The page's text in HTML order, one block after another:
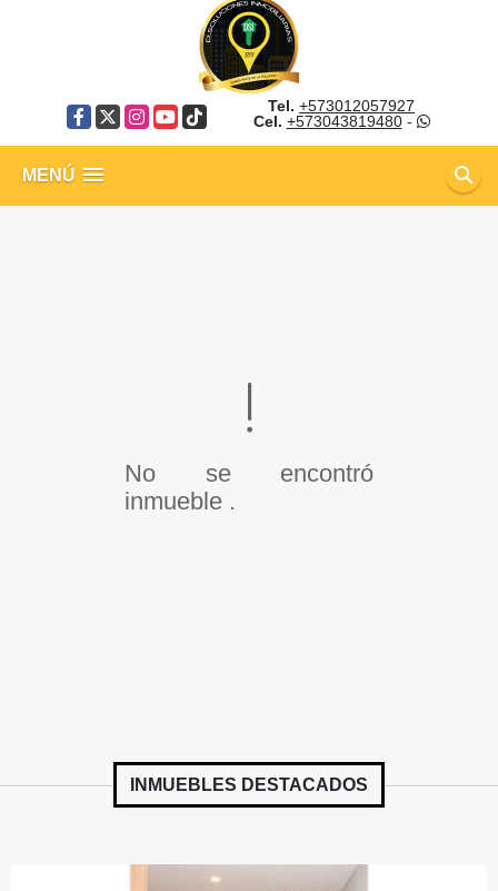
Facebook
X Instagram
YouTube
TikTok
Tel. +573012057927
Cel. +573043819480-
MENÚ
No se encontró
inmueble .
INMUEBLES DESTACADOS